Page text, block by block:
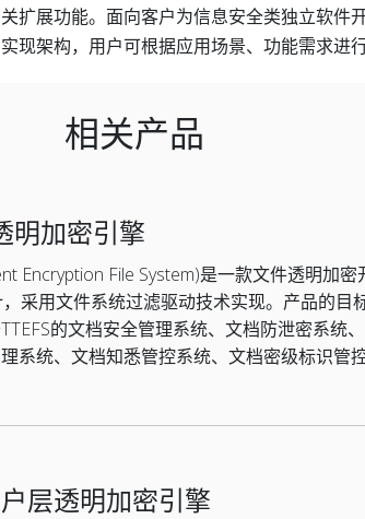
扩展功能。面向客户为信息安全类独立软
架构，用户可根据应用场景、功能需求进行
相关产品
明加密引擎
Encryption File System)是一款文件透明加密
采用文件系统过滤驱动技术实现。产品的目
的文档安全管理系统、文档防泄密系统
系统、文档知悉管控系统、文档密级标识管控
层透明加密引擎